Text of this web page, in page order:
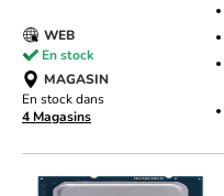
WEB
En stock
MAGASIN
En stock dans
4 Magasins